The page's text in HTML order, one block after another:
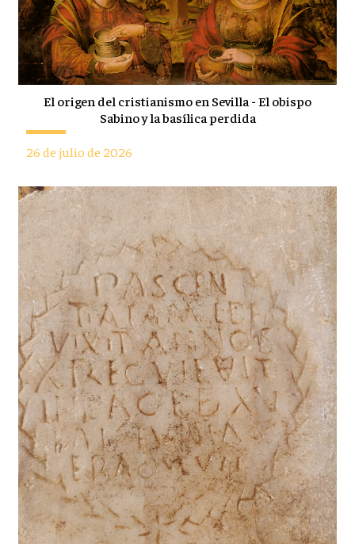
El origen del cristianismo en Sevilla - El obispo
Sabino y la basílica perdida
26 de julio de 2026